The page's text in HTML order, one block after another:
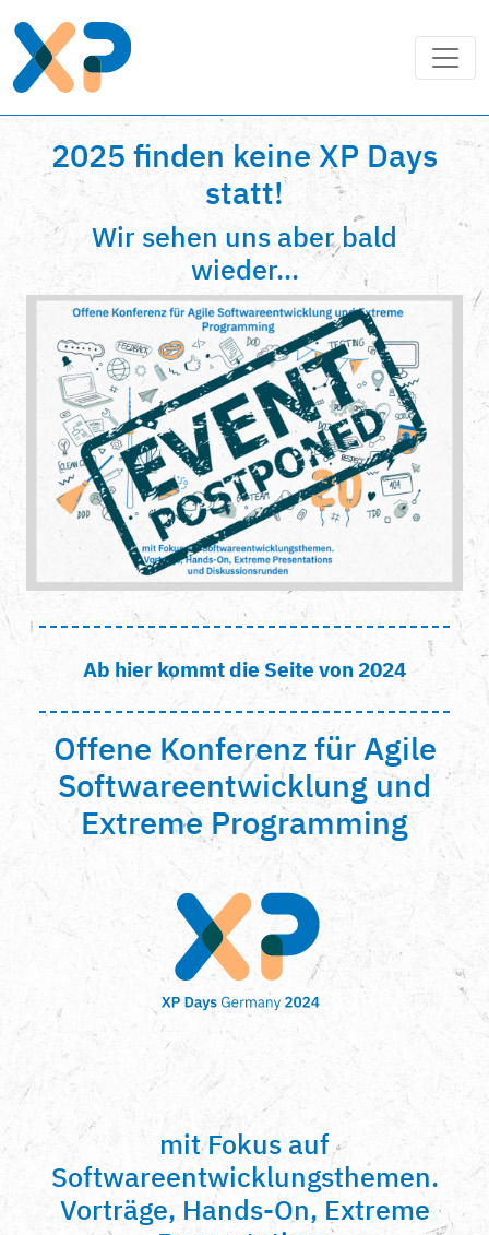
2025 finden keine XP Days
statt!
Wir sehen uns aber bald
wieder...
Ab hier kommt die Seite von 2024
Offene Konferenz für Agile
Softwareentwicklung und
Extreme Programming
mit Fokus auf
Softwareentwicklungsthemen.
Vorträge, Hands-On, Extreme